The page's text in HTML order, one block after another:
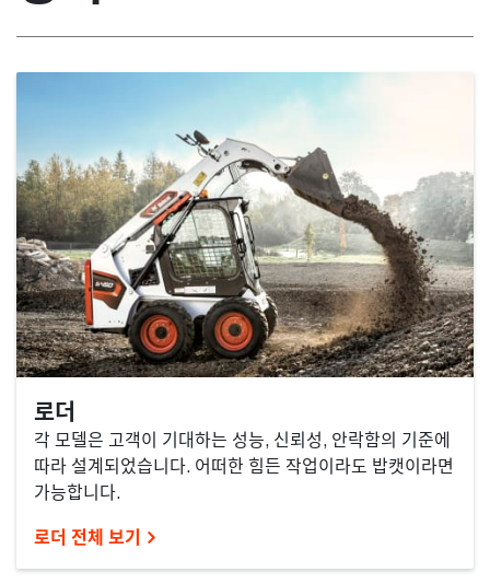
로더
각 모델은 고객이 기대하는 성능, 신뢰성, 안락함의 기준에
따라 설계되었습니다. 어떠한 힘든 작업이라도 밥캣이라면
가능합니다.
로더 전체 보기